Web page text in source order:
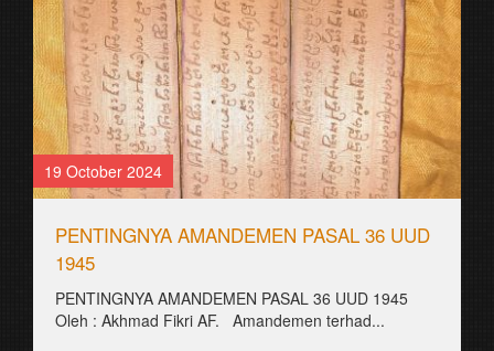
19 October 2024
PENTINGNYA AMANDEMEN PASAL 36 UUD
1945
PENTINGNYA AMANDEMEN PASAL 36 UUD 1945
Oleh : Akhmad Fikri AF. Amandemen terhad...